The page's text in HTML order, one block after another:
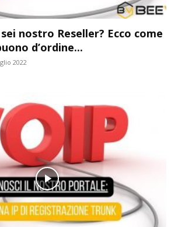
nostro Reseller? Ecco come
d’ordine...
2022